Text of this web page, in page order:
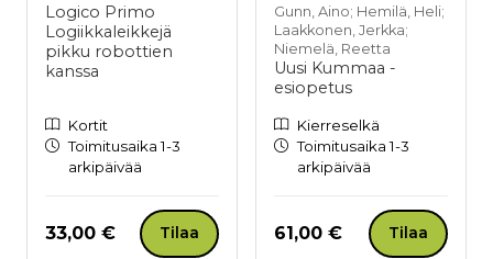
Logico Primo
Logiikkaleikkejä
pikku robottien
kanssa
Kortit
Toimitusaika 1-3
arkipäivää
Hinta nyt
33,00 € Tilaa
Gunn, Aino; Hemilä, Heli;
Laakkonen, Jerkka;
Niemelä, Reetta
Uusi Kummaa -
esiopetus
Kierreselkä
Toimitusaika 1-3
arkipäivää
Hinta nyt
61,00 € Tilaa